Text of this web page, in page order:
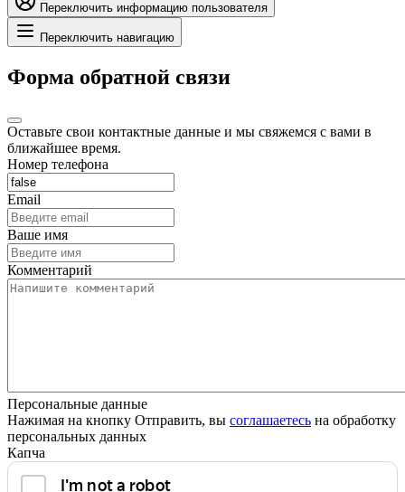
Переключить информацию пользователя
Переключить навигацию
Форма обратной связи
Оставьте свои контактные данные и мы свяжемся с вами в
ближайшее время.
Номер телефона
Email
Ваше имя
Комментарий
Персональные данные
Нажимая на кнопку Отправить, вы соглашаетесь на обработку
персональных данных
Капча